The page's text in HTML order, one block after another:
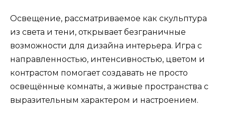
Освещение, рассматриваемое как скульптура
из света и тени, открывает безграничные
возможности для дизайна интерьера. Игра с
направленностью, интенсивностью, цветом и
контрастом помогает создавать не просто
освещённые комнаты, а живые пространства с
выразительным характером и настроением.